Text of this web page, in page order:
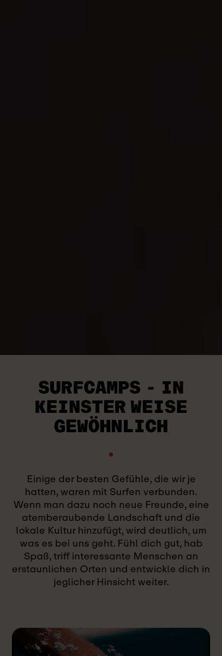
SURFCAMPS - IN
KEINSTER WEISE
GEWÖHNLICH
Einige der besten Gefühle, die wir je
hatten, waren mit Surfen verbunden.
Wenn man dazu noch neue Freunde, eine
atemberaubende Landschaft und die
lokale Kultur hinzufügt, wird deutlich, um
was es bei uns geht. Fühl dich gut, hab
Spaß, triff interessante Menschen an
erstaunlichen Orten und entwickle dich in
jeglicher Hinsicht weiter.